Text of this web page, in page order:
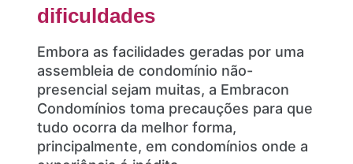
dificuldades
Embora as facilidades geradas por uma
assembleia de condomínio não-
presencial sejam muitas, a Embracon
Condomínios toma precauções para que
tudo ocorra da melhor forma,
principalmente, em condomínios onde a